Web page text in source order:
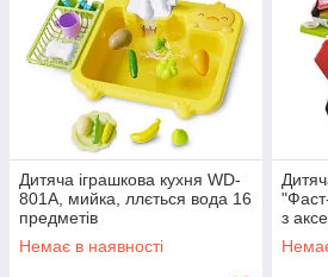
Дитяча іграшкова кухня WD-
801A, мийка, ллється вода 16
предметів
Немає в наявності
з